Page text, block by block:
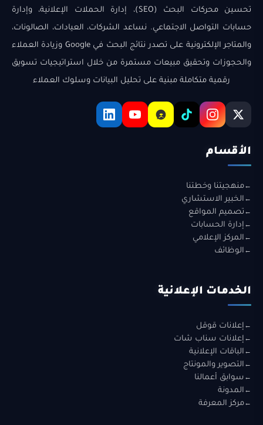
تحسين محركات البحث (SEO)، إدارة الحملات الإعلانية، وإدارة
حسابات التواصل الاجتماعي. نساعد الشركات، العيادات، الصالونات،
والمتاجر الإلكترونية على تصدر نتائج البحث في Google وزيادة العملاء
والحجوزات وتحقيق مبيعات مستمرة من خلال استراتيجيات تسويق
رقمية متكاملة مبنية على تحليل البيانات وسلوك العملاء
الأقسام
منهجيتنا وخطتنا
الخبير الاستشاري
تصميم المواقع
إدارة الحسابات
المركز الإعلامي
الوظائف
الخدمات الإعلانية
إعلانات قوقل
إعلانات سناب شات
الباقات الإعلانية
التصوير والمونتاج
سوابق أعمالنا
المدونة
مركز المعرفة